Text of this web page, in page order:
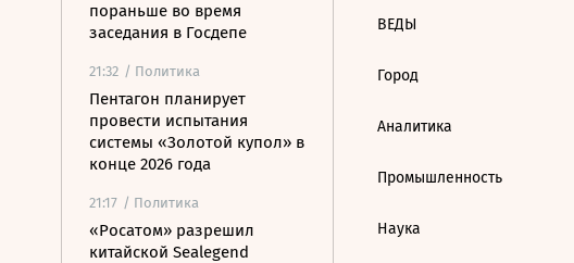
пораньше во время
заседания в Госдепе
21:32 / Политика
Пентагон планирует
провести испытания
системы «Золотой купол» в
конце 2026 года
21:17 / Политика
«Росатом» разрешил
китайской Sealegend
ВЕДЫ
Город
Аналитика
Промышленность
Наука